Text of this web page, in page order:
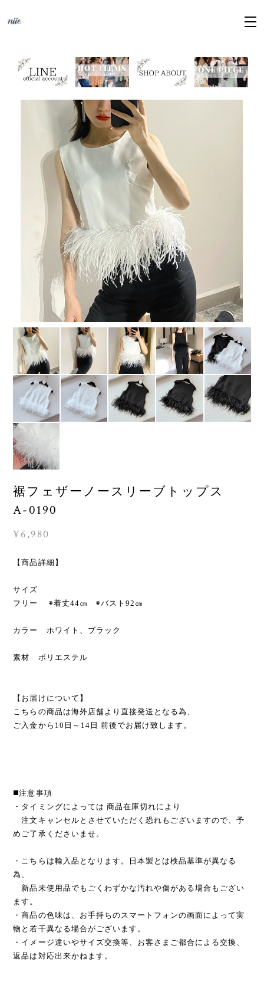
裾フェザーノースリーブトップス
A-0190
¥6,980
【商品詳細】
サイズ
フリー ◉着丈44㎝ ◉バスト92㎝
カラー ホワイト、ブラック
素材 ポリエステル
【お届けについて】
こちらの商品は海外店舗より直接発送となる為、
ご入金から10日～14日 前後でお届け致します。
◼️注意事項
・タイミングによっては 商品在庫切れにより
注文キャンセルとさせていただく恐れもございますので、予
めご了承くださいませ。
・こちらは輸入品となります。日本製とは検品基準が異なる
為、
新品未使用品でもごくわずかな汚れや傷がある場合もござい
ます。
・商品の色味は、お手持ちのスマートフォンの画面によって実
物と若干異なる場合がございます。
・イメージ違いやサイズ交換等、お客さまご都合による交換、
返品は対応出来かねます。